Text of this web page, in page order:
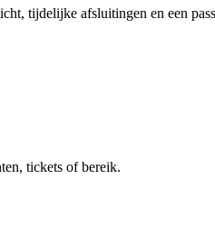
tijdelijke afsluitingen en een
tickets of bereik.